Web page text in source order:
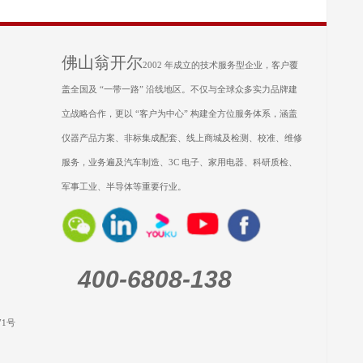
佛山翁开尔2002 年成立的技术服务型企业，客户覆
盖全国及 “一带一路” 沿线地区。不仅与全球众多实力品牌建
立战略合作，更以 “客户为中心” 构建全方位服务体系，涵盖
仪器产品方案、非标集成配套、线上商城及检测、校准、维修
服务，业务遍及汽车制造、3C 电子、家用电器、科研质检、
军事工业、半导体等重要行业。
400-6808-138
号